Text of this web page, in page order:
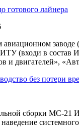
готового лайнера
заводе
(входи в состав
и двигателей»,
без потери
сборки МС-21